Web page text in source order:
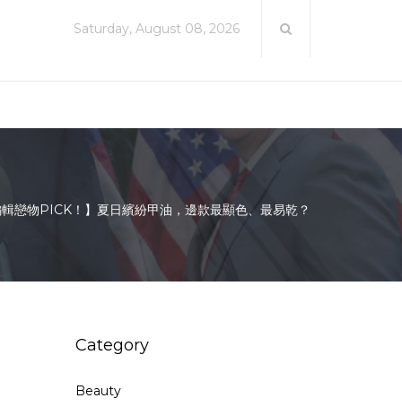
Saturday, August 08, 2026
戀物PICK！】夏日繽紛甲油，邊款最顯色、最易乾？
Category
Beauty